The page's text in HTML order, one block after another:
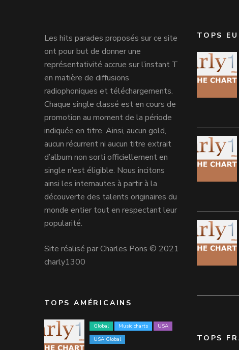
Les hits parades proposés sur ce site
ont pour but de donner une
représentativité accrue sur l’instant T
en matière de diffusions
radiophoniques et téléchargements.
Chaque single classé est en cours de
promotion au moment de la période
indiquée en titre. Ainsi, aucun gold,
aucun récurrent ni aucun titre extrait
d’album non sorti officiellement en
single n’est éligible. Nous incitons
ainsi les internautes à partir à la
découverte des talents originaires du
monde entier tout en respectant leur
popularité.
Site réalisé par Charles Pons © 2021
charly1300
TOPS AMÉRICAINS
Global Music charts
USA
USA Global
TOPS
TOPS